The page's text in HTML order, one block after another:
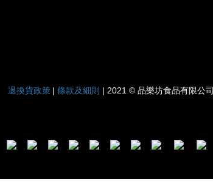
退換貨政策 | 條款及細則 | 2021 © 品樂坊食品有限公司